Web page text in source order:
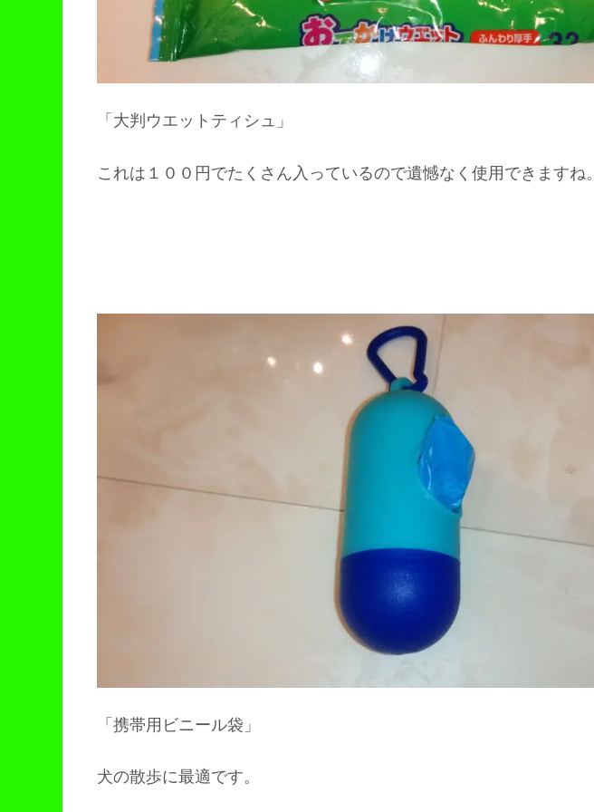
「大判ウエットティシュ」
これは１００円でたくさん入っているので遺憾なく使用できますね。
「携帯用ビニール袋」
犬の散歩に最適です。